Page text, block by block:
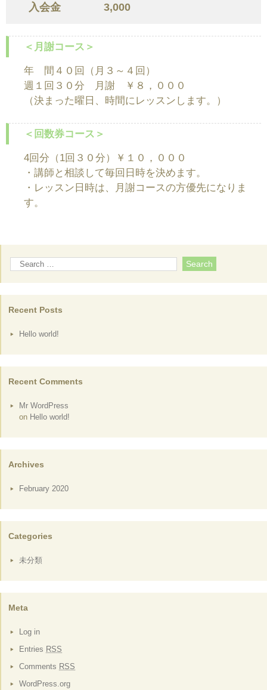
入会金 3,000
＜月謝コース＞
年 間４０回（月３～４回）
週１回３０分 月謝 ￥８，０００
（決まった曜日、時間にレッスンします。）
＜回数券コース＞
4回分（1回３０分）￥１０，０００
・講師と相談して毎回日時を決めます。
・レッスン日時は、月謝コースの方優先になりま
す。
Recent Posts
Hello world!
Recent Comments
Mr WordPress
on Hello world!
Archives
February 2020
Categories
未分類
Meta
Log in
Entries RSS
Comments RSS
WordPress.org